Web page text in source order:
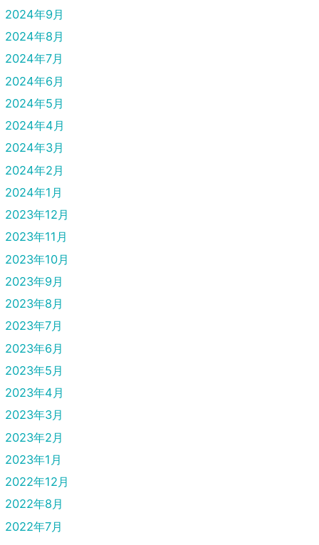
2024年9月
2024年8月
2024年7月
2024年6月
2024年5月
2024年4月
2024年3月
2024年2月
2024年1月
2023年12月
2023年11月
2023年10月
2023年9月
2023年8月
2023年7月
2023年6月
2023年5月
2023年4月
2023年3月
2023年2月
2023年1月
2022年12月
2022年8月
2022年7月